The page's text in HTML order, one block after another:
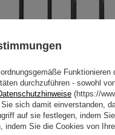
Sport
83,00 €
70,55 €
durchzuführen - sowohl
(https://
sich damit einverstanden,
auf sie festlegen, indem
indem Sie die Cookies von